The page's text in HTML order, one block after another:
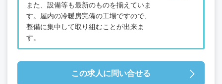
また、設備等も最新のものを揃えていま
す。屋内の冷暖房完備の工場ですので、
整備に集中して取り組むことが出来ま
す。
この求人に問い合せる